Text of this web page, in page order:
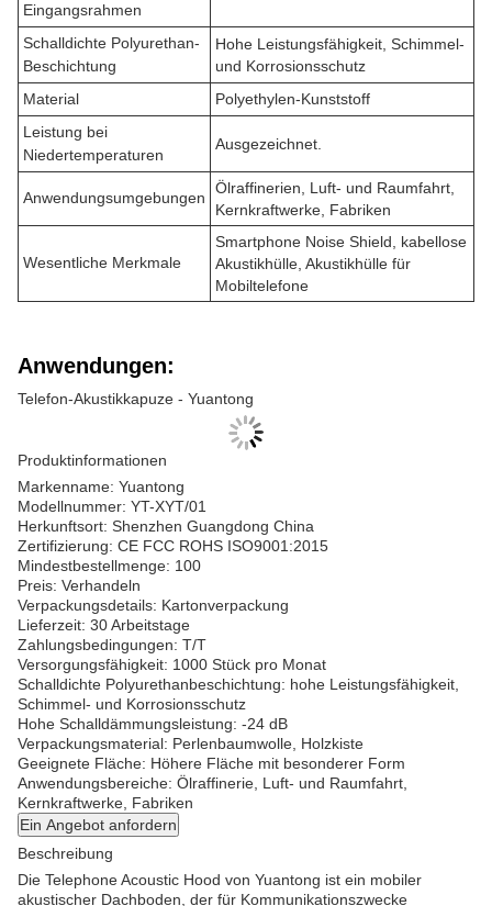
Eingangsrahmen
Schalldichte Polyurethan-
Beschichtung
Hohe Leistungsfähigkeit, Schimmel-
und Korrosionsschutz
Material
Polyethylen-Kunststoff
Leistung bei
Niedertemperaturen
Ausgezeichnet.
Anwendungsumgebungen
Ölraffinerien, Luft- und Raumfahrt,
Kernkraftwerke, Fabriken
Wesentliche Merkmale
Smartphone Noise Shield, kabellose
Akustikhülle, Akustikhülle für
Mobiltelefone
Anwendungen:
Telefon-Akustikkapuze - Yuantong
Produktinformationen
Markenname: Yuantong
Modellnummer: YT-XYT/01
Herkunftsort: Shenzhen Guangdong China
Zertifizierung: CE FCC ROHS ISO9001:2015
Mindestbestellmenge: 100
Preis: Verhandeln
Verpackungsdetails: Kartonverpackung
Lieferzeit: 30 Arbeitstage
Zahlungsbedingungen: T/T
Versorgungsfähigkeit: 1000 Stück pro Monat
Schalldichte Polyurethanbeschichtung: hohe Leistungsfähigkeit,
Schimmel- und Korrosionsschutz
Hohe Schalldämmungsleistung: -24 dB
Verpackungsmaterial: Perlenbaumwolle, Holzkiste
Geeignete Fläche: Höhere Fläche mit besonderer Form
Anwendungsbereiche: Ölraffinerie, Luft- und Raumfahrt,
Kernkraftwerke, Fabriken
Ein Angebot anfordern
Beschreibung
Die Telephone Acoustic Hood von Yuantong ist ein mobiler
akustischer Dachboden, der für Kommunikationszwecke